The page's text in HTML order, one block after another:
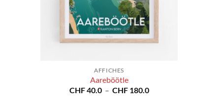
AFFICHES
Aareböötle
CHF40.0 – CHF180.0Plage